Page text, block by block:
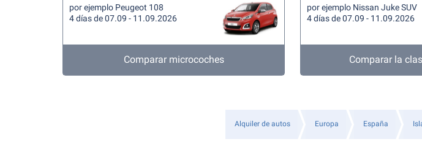
por ejemplo Peugeot 108
4 días de 07.09 - 11.09.2026
Comparar microcoches
por ejemplo Nissan Juke SUV
4 días de 07.09 - 11.09.2026
Comparar la
Alquiler de autos Europa España